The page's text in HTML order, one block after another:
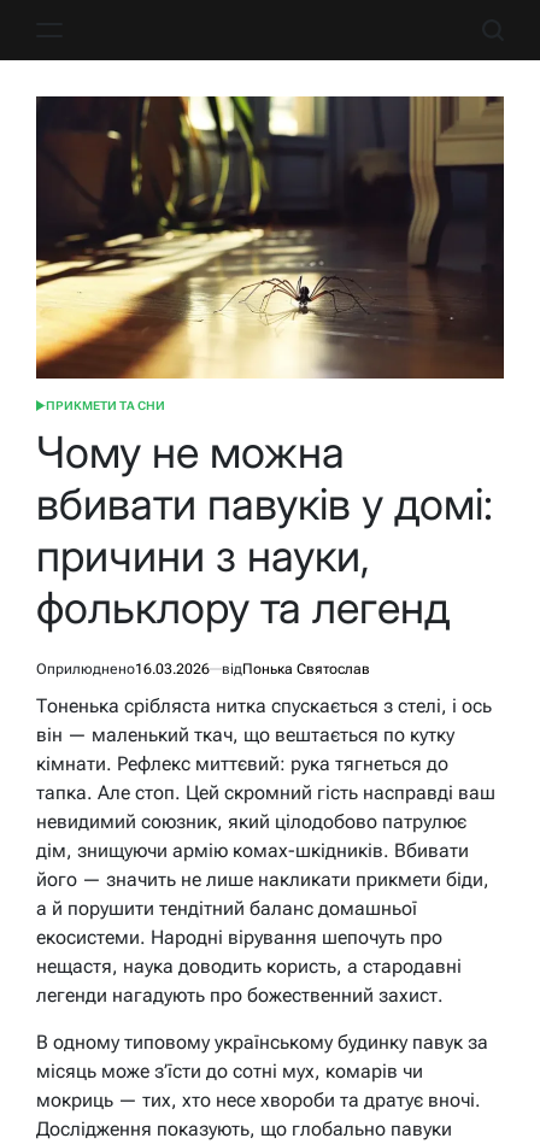
ОПУБЛІКУВАТИ
ПРИКМЕТИ ТА СНИ
Чому не можна
вбивати павуків у домі:
причини з науки,
фольклору та легенд
Оприлюднено16.03.2026 відПонька Святослав
Тоненька срібляста нитка спускається з стелі, і ось
він — маленький ткач, що вештається по кутку
кімнати. Рефлекс миттєвий: рука тягнеться до
тапка. Але стоп. Цей скромний гість насправді ваш
невидимий союзник, який цілодобово патрулює
дім, знищуючи армію комах-шкідників. Вбивати
його — значить не лише накликати прикмети біди,
а й порушити тендітний баланс домашньої
екосистеми. Народні вірування шепочуть про
нещастя, наука доводить користь, а стародавні
легенди нагадують про божественний захист.
В одному типовому українському будинку павук за
місяць може з’їсти до сотні мух, комарів чи
мокриць — тих, хто несе хвороби та дратує вночі.
Дослідження показують, що глобально павуки